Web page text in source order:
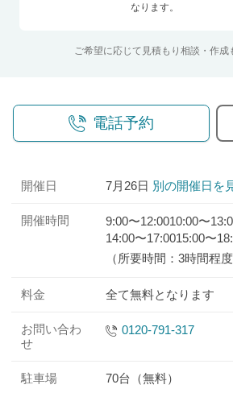
なります。
ご希望に応じて見積もり相談・作成
電話予約
開催日 7月26日 別の開催日を
開催時間 9:00〜12:0010:00〜
14:00〜17:0015:00〜
（所要時間：3時間程度
料金 全て無料となります
お問い合わ
せ
0120-791-317
駐車場 70台（無料）